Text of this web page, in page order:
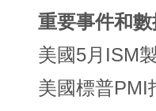
重要事件和數
美國5月ISM
美國標普PMI